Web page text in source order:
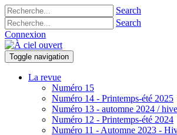
Search
Search
Connexion
Toggle navigation
La revue
Numéro 15
Numéro 14 - Printemps-été 2025
Numéro 13 - automne 2024 /
Numéro 12 - Printemps-été 2024
Numéro 11 - Automne 2023 -